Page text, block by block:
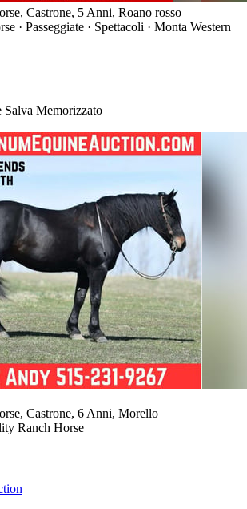
Castrone, 5 Anni, Roano rosso
· Passeggiate · Spettacoli · Monta Western
Salva Memorizzato
Castrone, 6 Anni, Morello
Ranch Horse